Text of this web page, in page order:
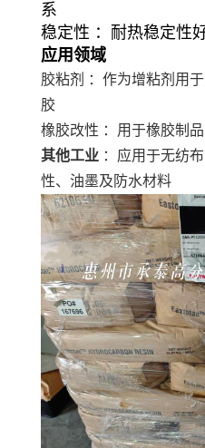
系
稳定性 ：耐热稳定性
应用领域
胶粘剂 ：作为增粘剂用
胶
橡胶改性 ：用于橡胶制
其他工业 ：应用于无纺
性、油墨及防水材料